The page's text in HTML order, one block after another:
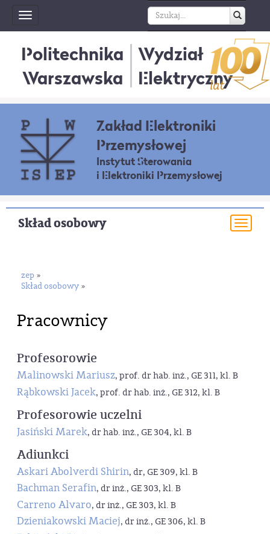
Toggle
navigation
Politechnika
Warszawska
Wydział
Elektryczny
Zakład Elektroniki
Przemysłowej
Instytut Sterowania
i Elektroniki Przemysłowej
Skład osobowy
zep »
Skład osobowy »
Pracownicy
Profesorowie
Malinowski Mariusz, prof. dr hab. inż., GE 311, kl. B
Rąbkowski Jacek, prof. dr hab. inż., GE 312, kl. B
Profesorowie uczelni
Jasiński Marek, dr hab. inż., GE 304, kl. B
Adiunkci
Askari Abolverdi Shirin, dr, GE 309, kl. B
Bachman Serafin, dr inż., GE 303, kl. B
Carreno Alvaro, dr inż., GE 303, kl. B
Dzieniakowski Maciej, dr inż., GE 306, kl. B